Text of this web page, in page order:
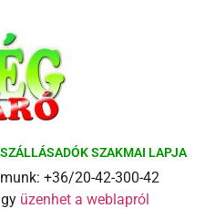
SZAKMAI LAPJA
+36/20-42-300-42
üzenhet a weblapról